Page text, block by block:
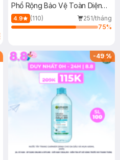
Phổ Rộng Bảo Vệ Toàn Diện
40ml
4.9 (110)
251/tháng
75%
-49%